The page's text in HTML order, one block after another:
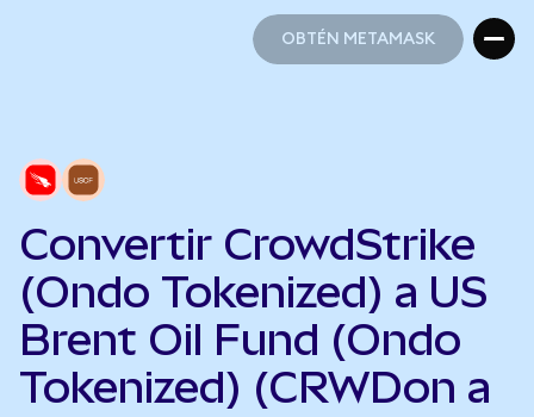
OBTÉN METAMASK
Convertir CrowdStrike
(Ondo Tokenized) a US
Brent Oil Fund (Ondo
Tokenized) (CRWDon a